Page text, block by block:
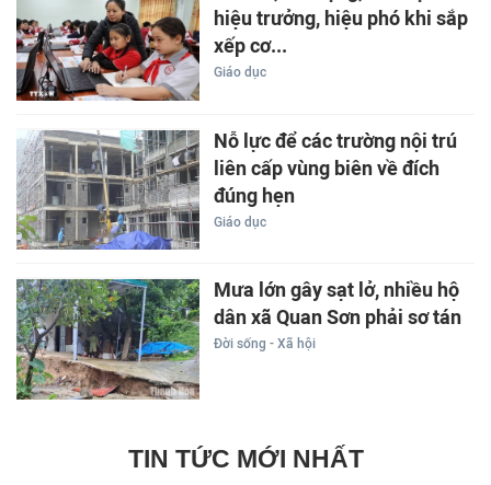
hiệu trưởng, hiệu phó khi sắp
xếp cơ...
Giáo dục
Nỗ lực để các trường nội trú
liên cấp vùng biên về đích
đúng hẹn
Giáo dục
Mưa lớn gây sạt lở, nhiều hộ
dân xã Quan Sơn phải sơ tán
Đời sống - Xã hội
TIN TỨC MỚI NHẤT